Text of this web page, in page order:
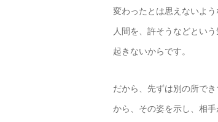
変わったとは思えないよ
人間を、許そうなどとい
起きないからです。
だから、先ずは別の所で
から、その姿を示し、相